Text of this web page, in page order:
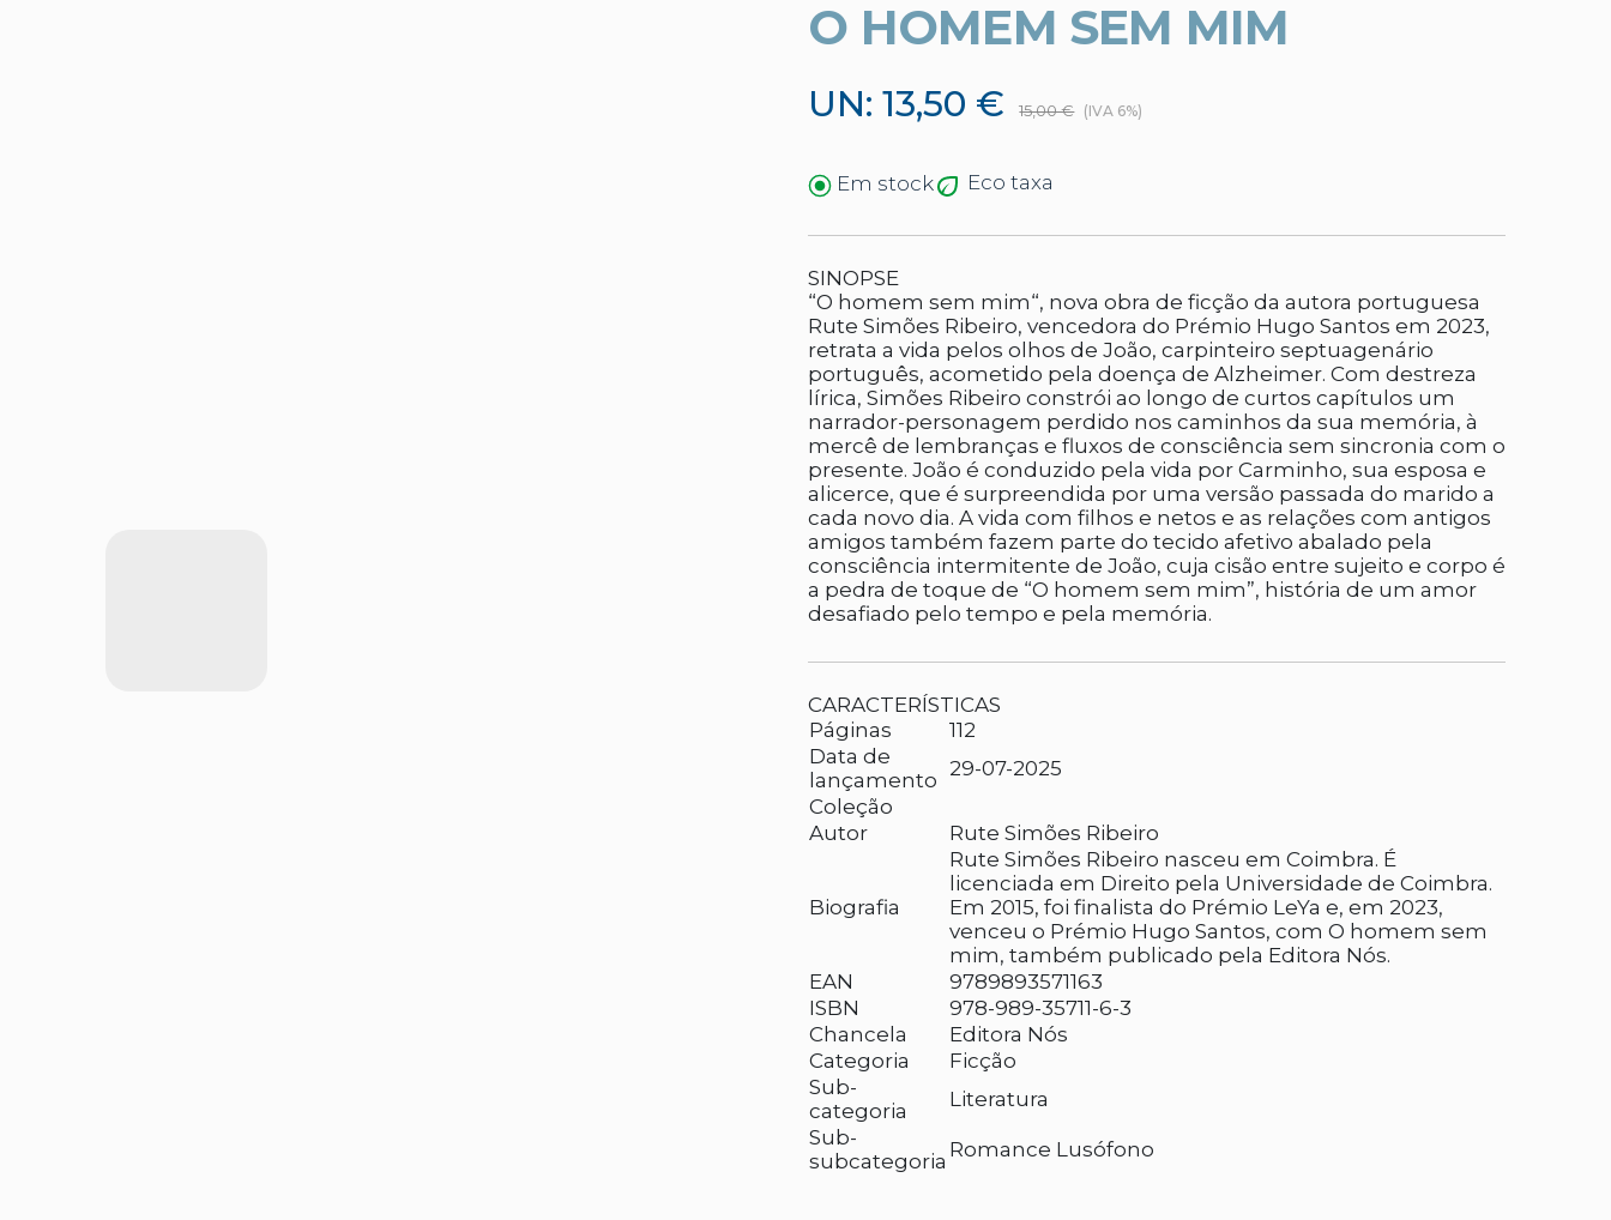
O HOMEM SEM MIM
UN: 13,50 € 15,00 € (IVA 6%)
Em stock Eco taxa
SINOPSE
“O homem sem mim“, nova obra de ficção da autora portuguesa
Rute Simões Ribeiro, vencedora do Prémio Hugo Santos em 2023,
retrata a vida pelos olhos de João, carpinteiro septuagenário
português, acometido pela doença de Alzheimer. Com destreza
lírica, Simões Ribeiro constrói ao longo de curtos capítulos um
narrador-personagem perdido nos caminhos da sua memória, à
mercê de lembranças e fluxos de consciência sem sincronia com o
presente. João é conduzido pela vida por Carminho, sua esposa e
alicerce, que é surpreendida por uma versão passada do marido a
cada novo dia. A vida com filhos e netos e as relações com antigos
amigos também fazem parte do tecido afetivo abalado pela
consciência intermitente de João, cuja cisão entre sujeito e corpo é
a pedra de toque de “O homem sem mim”, história de um amor
desafiado pelo tempo e pela memória.
CARACTERÍSTICAS
Páginas
112
Data de
lançamento 29-07-2025
Coleção
Autor
Rute Simões Ribeiro
Biografia
Rute Simões Ribeiro nasceu em Coimbra. É
licenciada em Direito pela Universidade de Coimbra.
Em 2015, foi finalista do Prémio LeYa e, em 2023,
venceu o Prémio Hugo Santos, com O homem sem
mim, também publicado pela Editora Nós.
EAN
9789893571163
ISBN
978-989-35711-6-3
Chancela
Editora Nós
Categoria
Ficção
Sub-
categoria
Literatura
Sub-
subcategoria Romance Lusófono